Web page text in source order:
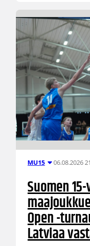
MU15 06.08.2026
Suomen
Open -
Latviaa